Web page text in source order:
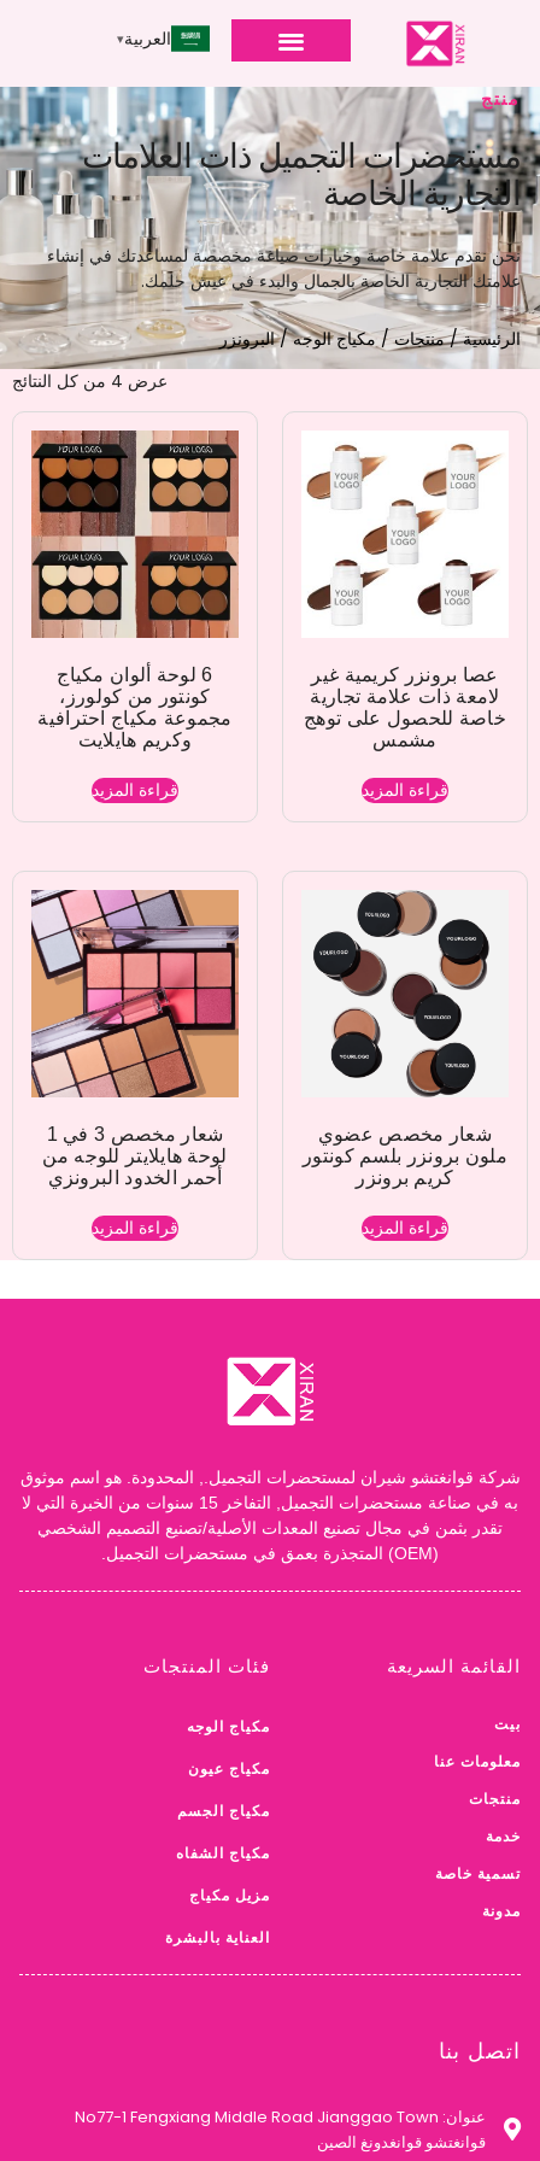
العربية
منتج
مستحضرات التجميل ذات العلامات
التجارية الخاصة
نحن نقدم علامة خاصة وخيارات صياغة مخصصة لمساعدتك في إنشاء
علامتك التجارية الخاصة بالجمال والبدء في عيش حلمك.
الرئيسية/منتجات/مكياج الوجه/ البرونزر
عرض ⁦4⁩ من كل النتائج
عصا برونزر كريمية غير
لامعة ذات علامة تجارية
خاصة للحصول على توهج
مشمس
قراءة المزيد
6 لوحة ألوان مكياج
كونتور من كولورز،
مجموعة مكياج احترافية
وكريم هايلايت
قراءة المزيد
شعار مخصص عضوي
ملون برونزر بلسم كونتور
كريم برونزر
قراءة المزيد
شعار مخصص 3 في 1
لوحة هايلايتر للوجه من
أحمر الخدود البرونزي
قراءة المزيد
شركة قوانغتشو شيران لمستحضرات التجميل., المحدودة. هو اسم موثوق
به في صناعة مستحضرات التجميل, التفاخر 15 سنوات من الخبرة التي لا
تقدر بثمن في مجال تصنيع المعدات الأصلية/تصنيع التصميم الشخصي
(OEM) المتجذرة بعمق في مستحضرات التجميل.
القائمة السريعة
بيت
معلومات عنا
منتجات
خدمة
تسمية خاصة
مدونة
فئات المنتجات
مكياج الوجه
مكياج عيون
مكياج الجسم
مكياج الشفاه
مزيل مكياج
العناية بالبشرة
اتصل بنا
عنوان: No77-1 Fengxiang Middle Road Jianggao Town
قوانغتشو قوانغدونغ الصين